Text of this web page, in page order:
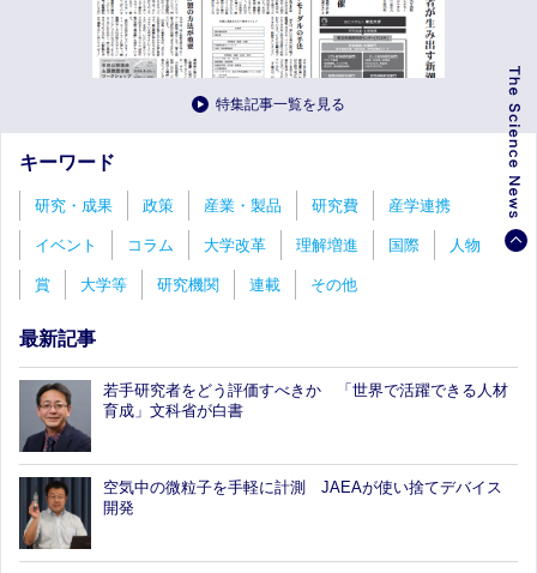
特集記事一覧を見る
キーワード
研究・成果 政策 産業・製品 研究費 産学連携
イベント コラム 大学改革 理解増進 国際 人物
賞 大学等 研究機関 連載 その他
最新記事
若手研究者をどう評価すべきか 「世界で活躍できる人材
育成」文科省が白書
空気中の微粒子を手軽に計測 JAEAが使い捨てデバイス
開発